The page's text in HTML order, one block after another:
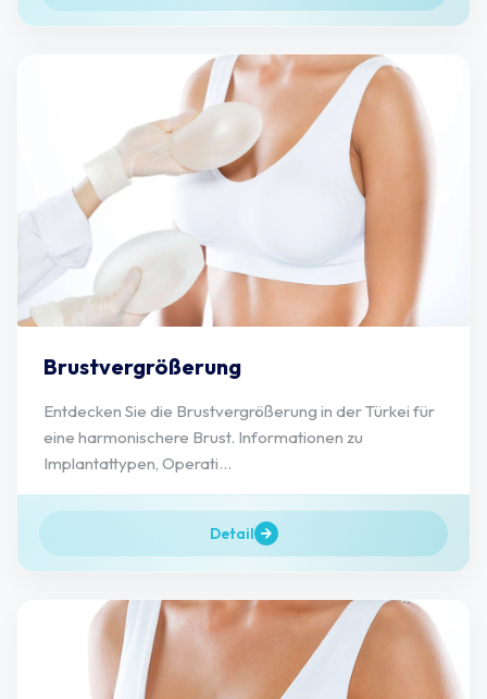
Brustvergrößerung
Entdecken Sie die Brustvergrößerung in der Türkei für
eine harmonischere Brust. Informationen zu
Implantattypen, Operati...
Detail